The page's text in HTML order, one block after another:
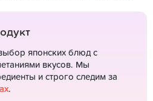
японских блюд с
вкусов. Мы
и строго следим за
.